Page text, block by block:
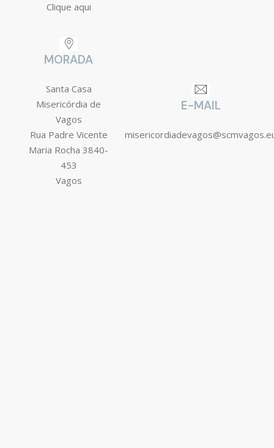
Clique aqui
MORADA
Santa Casa
Misericórdia de
Vagos
Rua Padre Vicente
Maria Rocha 3840-
453
Vagos
E-MAIL